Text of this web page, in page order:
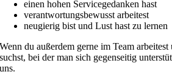
einen hohen Servicegedanken hast
verantwortungsbewusst arbeitest
neugierig bist und Lust hast zu lernen
Wenn du außerdem gerne im Team
suchst, bei der man sich gegenseitig
uns.